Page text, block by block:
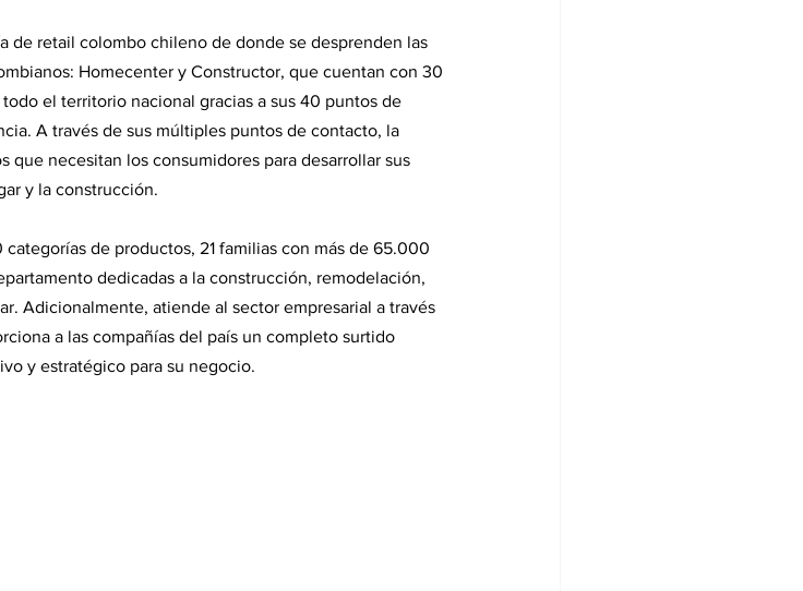
de retail colombo chileno de donde se desprenden las
Homecenter y Constructor, que cuentan con 30
el territorio nacional gracias a sus 40 puntos de
A través de sus múltiples puntos de contacto, la
necesitan los consumidores para desarrollar sus
y la construcción.
de productos, 21 familias con más de 65.000
dedicadas a la construcción, remodelación,
Adicionalmente, atiende al sector empresarial a través
a las compañías del país un completo surtido
y estratégico para su negocio.